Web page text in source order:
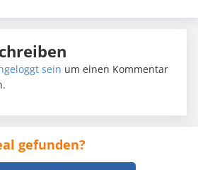
sein um einen Kommentar
gefunden?